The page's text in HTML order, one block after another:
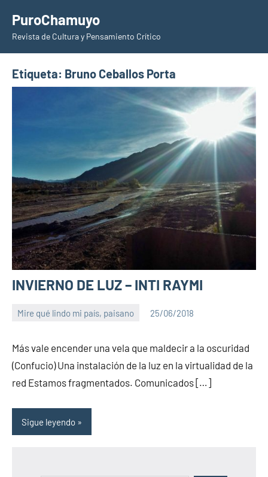
contenido
PuroChamuyo
Revista de Cultura y Pensamiento Crítico
Etiqueta: Bruno Ceballos Porta
INVIERNO DE LUZ – INTI RAYMI
Mire qué lindo mi país, paisano 25/06/2018
PuroChamuyo
Más vale encender una vela que maldecir a la oscuridad
(Confucio) Una instalación de la luz en la virtualidad de la
red Estamos fragmentados. Comunicados […]
Sigue leyendo